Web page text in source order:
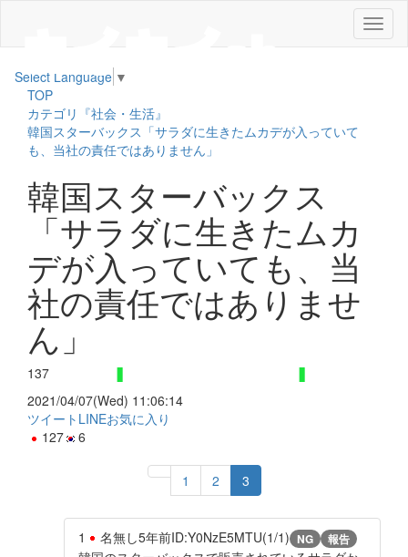
メ
ニ
Select Language ▼
TOP
カテゴリ『社会・生活』
韓国スターバックス「サラダに生きたムカデが入っていて
も、当社の責任ではありません」
韓国スターバックス
「サラダに生きたムカ
デが入っていても、当
社の責任ではありませ
ん」
137
2021/04/07(Wed) 11:06:14
ツイート LINEお気に入り
127
6
1 2 3
1 名無し5年前ID:Y0NzE5MTU(1/1) NG 報告